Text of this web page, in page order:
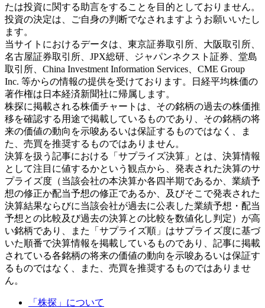
たは投資に関する助言をすることを目的としておりません。
投資の決定は、ご自身の判断でなされますようお願いいたし
ます。
当サイトにおけるデータは、東京証券取引所、大阪取引所、
名古屋証券取引所、JPX総研、ジャパンネクスト証券、堂島
取引所、China Investment Information Services、CME Group
Inc. 等からの情報の提供を受けております。日経平均株価の
著作権は日本経済新聞社に帰属します。
株探に掲載される株価チャートは、その銘柄の過去の株価推
移を確認する用途で掲載しているものであり、その銘柄の将
来の価値の動向を示唆あるいは保証するものではなく、ま
た、売買を推奨するものではありません。
決算を扱う記事における「サプライズ決算」とは、決算情報
として注目に値するかという観点から、発表された決算のサ
プライズ度（当該会社の本決算か各四半期であるか、業績予
想の修正か配当予想の修正であるか、及びそこで発表された
決算結果ならびに当該会社が過去に公表した業績予想・配当
予想との比較及び過去の決算との比較を数値化し判定）が高
い銘柄であり、また「サプライズ順」はサプライズ度に基づ
いた順番で決算情報を掲載しているものであり、記事に掲載
されている各銘柄の将来の価値の動向を示唆あるいは保証す
るものではなく、また、売買を推奨するものではありませ
ん。
「株探」について